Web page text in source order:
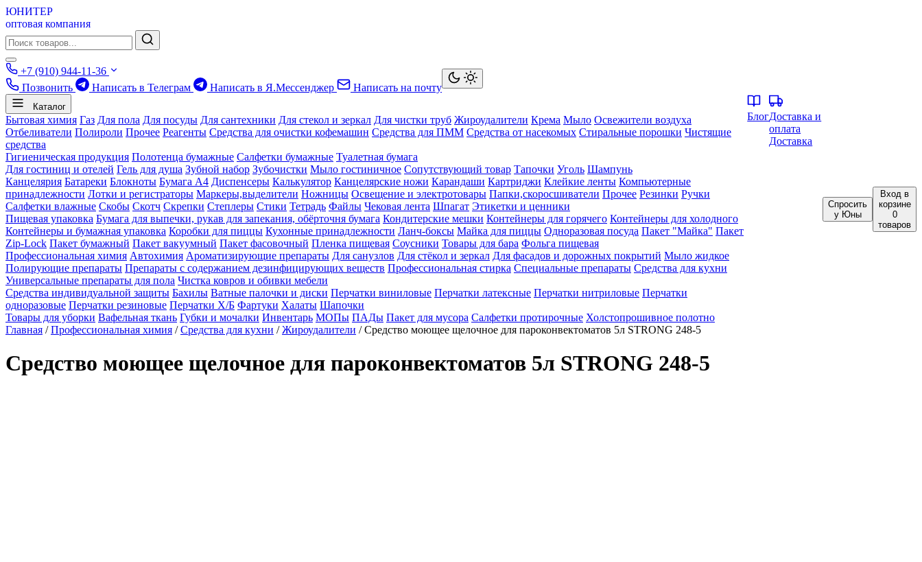
ЮНИТЕР
оптовая компания
+7 (910) 944-11-36
Позвонить
Написать в Телеграм Написать в Я.Мессенджер Написать на почту
Каталог
Бытовая химия Газ Для пола Для посуды Для сантехники Для стекол и зеркал Для чистки труб Жироудалители Крема Мыло Освежители воздуха
Отбеливатели Полироли Прочее Реагенты Средства для очистки кофемашин Средства для ПММ Средства от насекомых Стиральные порошки Чистящие
средства
Гигиеническая продукция Полотенца бумажные Салфетки бумажные Туалетная бумага
Для гостиниц и отелей Гель для душа Зубной набор Зубочистки Мыло гостиничное Сопутствующий товар Тапочки Уголь Шампунь
Канцелярия Батареки Блокноты Бумага А4 Диспенсеры Калькулятор Канцелярские ножи Карандаши Картриджи Клейкие ленты Компьютерные
принадлежности Лотки и регистраторы Маркеры,выделители Ножницы Освещение и электротовары Папки,скоросшиватели Прочее Резинки Ручки
Салфетки влажные Скобы Скотч Скрепки Степлеры Стики Тетрадь Файлы Чековая лента Шпагат Этикетки и ценники
Пищевая упаковка Бумага для выпечки, рукав для запекания, обёрточня бумага Кондитерские мешки Контейнеры для горячего Контейнеры для холодного
Контейнеры и бумажная упаковка Коробки для пиццы Кухонные принадлежности Ланч-боксы Майка для пиццы Одноразовая посуда Пакет "Майка" Пакет
Zip-Lock Пакет бумажный Пакет вакуумный Пакет фасовочный Пленка пищевая Соусники Товары для бара Фольга пищевая
Профессиональная химия Автохимия Ароматизирующие препараты Для санузлов Для стёкол и зеркал Для фасадов и дорожных покрытий Мыло жидкое
Полирующие препараты Препараты с содержанием дезинфицирующих веществ Профессиональная стирка Специальные препараты Средства для кухни
Универсальные препараты для пола Чистка ковров и обивки мебели
Средства индивидуальной защиты Бахилы Ватные палочки и диски Перчатки виниловые Перчатки латексные Перчатки нитриловые Перчатки
одноразовые Перчатки резиновые Перчатки Х/Б Фартуки Халаты Шапочки
Товары для уборки Вафельная ткань Губки и мочалки Инвентарь МОПы ПАДы Пакет для мусора Салфетки протирочные Холстопрошивное полотно
БлогДоставка и
оплата
Доставка
Спросить
у Юны
Вход в
корзине
0
товаров
Главная /Профессиональная химия /Средства для кухни /Жироудалители / Средство моющее щелочное для пароконвектоматов 5л STRONG 248-5
Средство моющее щелочное для пароконвектоматов 5л STRONG 248-5